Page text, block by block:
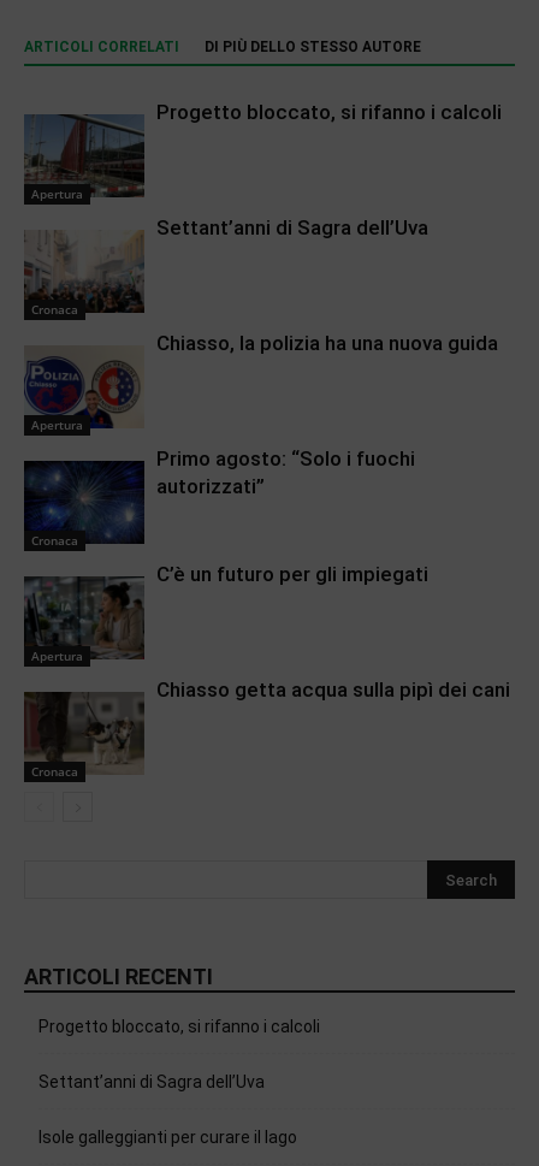
ARTICOLI CORRELATI DI PIÙ DELLO STESSO AUTORE
Apertura
Progetto bloccato, si rifanno i calcoli
Cronaca
Settant’anni di Sagra dell’Uva
Apertura
Chiasso, la polizia ha una nuova guida
Cronaca
Primo agosto: “Solo i fuochi
autorizzati”
Apertura
C’è un futuro per gli impiegati
Cronaca
Chiasso getta acqua sulla pipì dei cani
ARTICOLI RECENTI
Progetto bloccato, si rifanno i calcoli
Settant’anni di Sagra dell’Uva
Isole galleggianti per curare il lago